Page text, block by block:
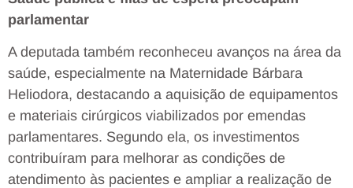
parlamentar
A deputada também reconheceu avanços na área da
saúde, especialmente na Maternidade Bárbara
Heliodora, destacando a aquisição de equipamentos
e materiais cirúrgicos viabilizados por emendas
parlamentares. Segundo ela, os investimentos
contribuíram para melhorar as condições de
atendimento às pacientes e ampliar a realização de